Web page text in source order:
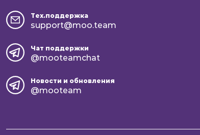
Тех.поддержка
support@moo.team
Чат поддержки
@mooteamchat
Новости и обновления
@mooteam